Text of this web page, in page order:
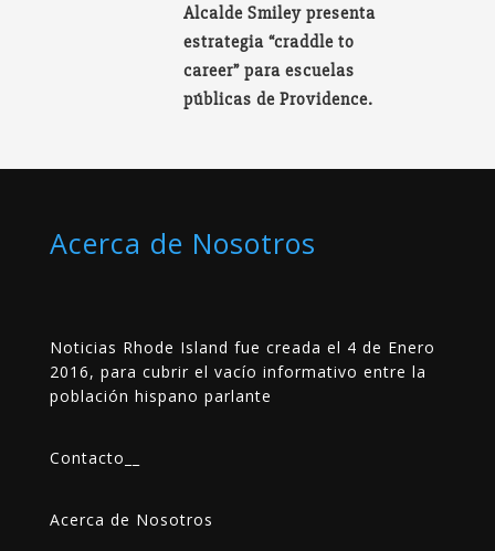
Alcalde Smiley presenta
estrategia “craddle to
career” para escuelas
públicas de Providence.
Acerca de Nosotros
Noticias Rhode Island fue creada el 4 de Enero
2016, para cubrir el vacío informativo entre la
población hispano parlante
Contacto
Acerca de Nosotros